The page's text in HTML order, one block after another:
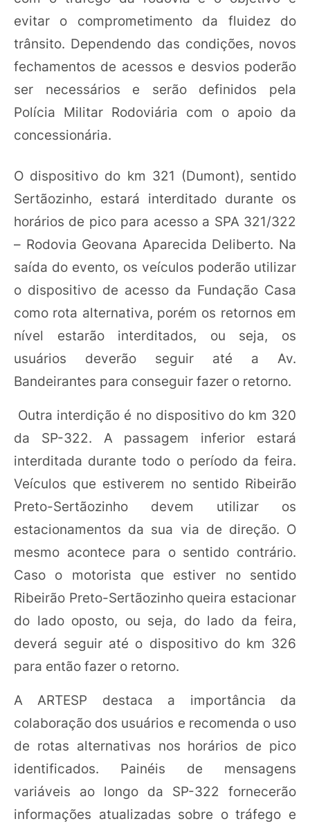
evitar o comprometimento da fluidez do
trânsito. Dependendo das condições, novos
fechamentos de acessos e desvios poderão
ser necessários e serão definidos pela
Polícia Militar Rodoviária com o apoio da
concessionária.
O dispositivo do km 321 (Dumont), sentido
Sertãozinho, estará interditado durante os
horários de pico para acesso a SPA 321/322
– Rodovia Geovana Aparecida Deliberto. Na
saída do evento, os veículos poderão utilizar
o dispositivo de acesso da Fundação Casa
como rota alternativa, porém os retornos em
nível estarão interditados, ou seja, os
usuários deverão seguir até a Av.
Bandeirantes para conseguir fazer o retorno.
Outra interdição é no dispositivo do km 320
da SP-322. A passagem inferior estará
interditada durante todo o período da feira.
Veículos que estiverem no sentido Ribeirão
Preto-Sertãozinho devem utilizar os
estacionamentos da sua via de direção. O
mesmo acontece para o sentido contrário.
Caso o motorista que estiver no sentido
Ribeirão Preto-Sertãozinho queira estacionar
do lado oposto, ou seja, do lado da feira,
deverá seguir até o dispositivo do km 326
para então fazer o retorno.
A ARTESP destaca a importância da
colaboração dos usuários e recomenda o uso
de rotas alternativas nos horários de pico
identificados. Painéis de mensagens
variáveis ao longo da SP-322 fornecerão
informações atualizadas sobre o tráfego e